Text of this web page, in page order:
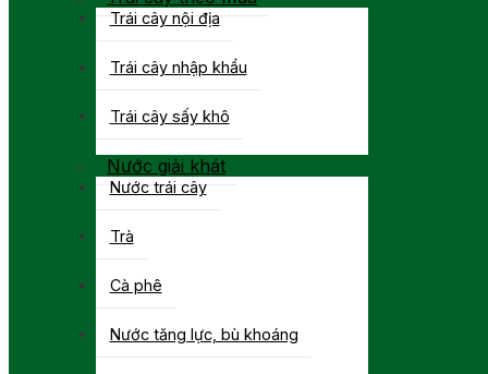
Trái cây nội địa
Trái cây nhập khẩu
Trái cây sấy khô
Nước giải khát
Nước trái cây
Trà
Cà phê
Nước tăng lực, bù khoáng